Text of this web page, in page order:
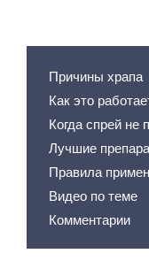
Причины храпа
Как это
Когда спрей не
Лучшие
Правила
Видео по теме
Комментарии